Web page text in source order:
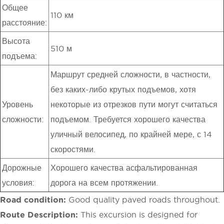
Общее
расстояние:
110 км
Высота
подъема:
510 м
Уровень
сложности:
Маршрут средней сложности, в частности,
без каких-либо крутых подъемов, хотя
некоторые из отрезков пути могут считаться
подъемом. Требуется хорошего качества
уличный велосипед, по крайней мере, с 14
скоростями.
Дорожные
условия:
Хорошего качества асфальтированная
дорога на всем протяжении.
Road condition: Good quality paved roads throughout.
Route Description: This excursion is designed for